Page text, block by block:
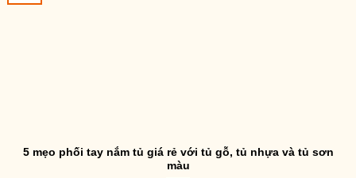
5 mẹo phối tay nắm tủ giá rẻ với tủ gỗ, tủ nhựa và tủ sơn
màu